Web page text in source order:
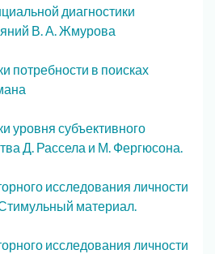
диагностики
В. А. Жмурова
потребности в поисках
уровня субъективного
Д. Рассела и М. Фергюсона.
исследования личности
материал.
исследования личности